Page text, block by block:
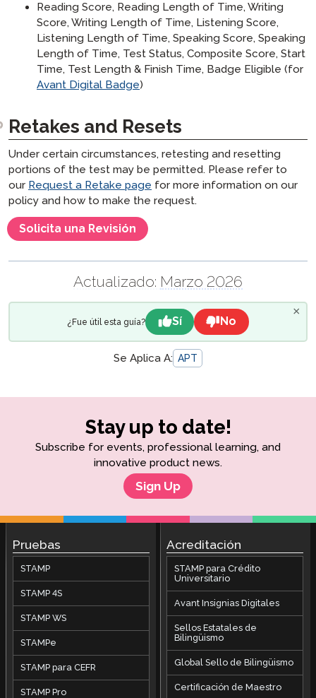
Reading Score, Reading Length of Time, Writing
Score, Writing Length of Time, Listening Score,
Listening Length of Time, Speaking Score, Speaking
Length of Time, Test Status, Composite Score, Start
Time, Test Length & Finish Time, Badge Eligible (for
Avant Digital Badge)
Retakes and Resets
Under certain circumstances, retesting and resetting
portions of the test may be permitted. Please refer to
our Request a Retake page for more information on our
policy and how to make the request.
Solicita una Revisión
Actualizado: Marzo 2026
¿Fue útil esta guía? Sí No
×
Se Aplica A: APT
Stay up to date!
Subscribe for events, professional learning, and
innovative product news.
Sign Up
Pruebas
STAMP
STAMP 4S
STAMP WS
STAMPe
STAMP para CEFR
STAMP Pro
Acreditación
STAMP para Crédito
Universitario
Avant Insignias Digitales
Sellos Estatales de
Bilingüismo
Global Sello de Bilingüismo
Certificación de Maestro